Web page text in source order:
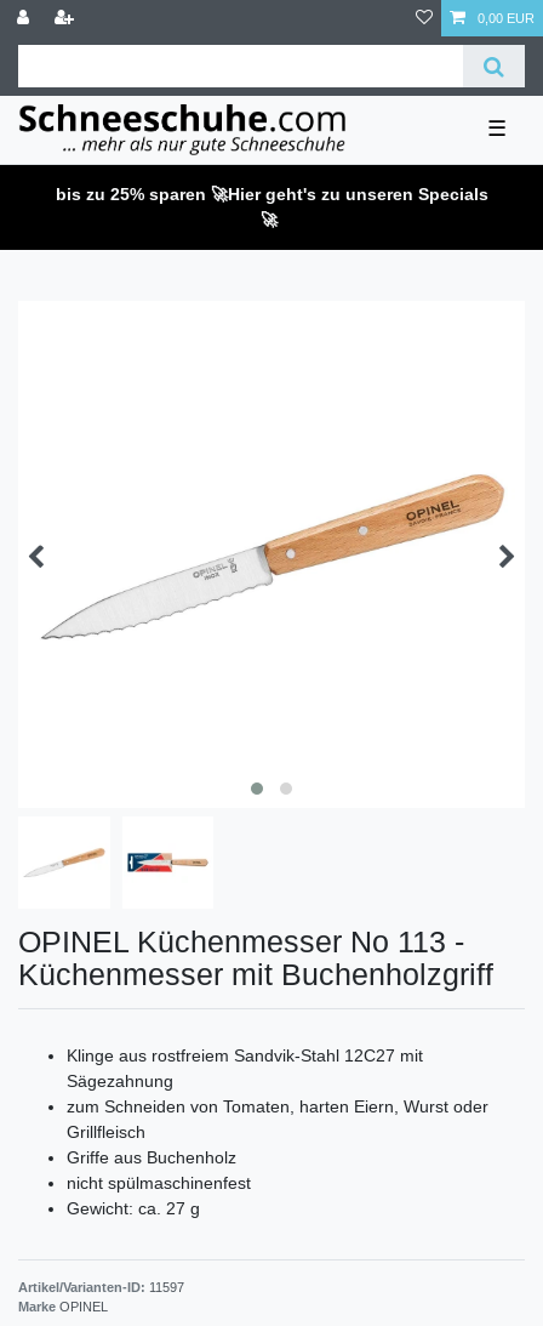
0,00 EUR
☰
bis zu 25% sparen 🚀Hier geht's zu unseren Specials
🚀
OPINEL Küchenmesser No 113 -
Küchenmesser mit Buchenholzgriff
Klinge aus rostfreiem Sandvik-Stahl 12C27 mit
Sägezahnung
zum Schneiden von Tomaten, harten Eiern, Wurst oder
Grillfleisch
Griffe aus Buchenholz
nicht spülmaschinenfest
Gewicht: ca. 27 g
Artikel/Varianten-ID: 11597
Marke OPINEL